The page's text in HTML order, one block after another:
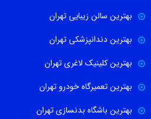
بهترین سالن زیبایی تهران
بهترین دندانپزشکی تهران
بهترین کلینیک لاغری تهران
بهترین تعمیرگاه خودرو تهران
بهترین باشگاه بدنسازی تهران